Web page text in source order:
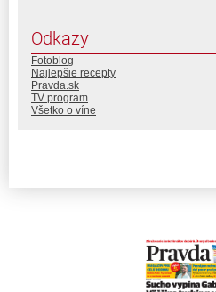
Odkazy
Fotoblog
Najlepšie recepty
Pravda.sk
TV program
Všetko o víne